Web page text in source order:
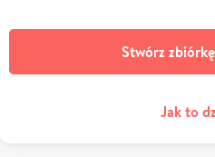
Stwórz
Jak to